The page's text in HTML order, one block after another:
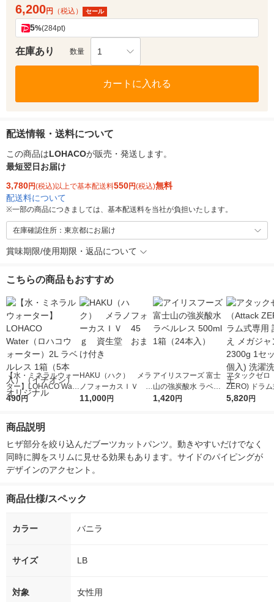
6,200円 （税込） セール
5%(284pt)
在庫あり 数量 1
カートに入れる
配送情報・送料について
この商品はLOHACOが販売・発送します。
最短翌日お届け
3,780円(税込)以上で基本配送料550円(税込)無料
配送料について
※一部の商品につきましては、基本配送料を当社が負担いたします。
在庫確認住所：東京都にお届け
賞味期限/使用期限・返品について
こちらの商品もおすすめ
【水・ミネラルウォー
ター】LOHACO Wate
r（ロハコウォータ
シ） オリジナル
490円
HAKU（ハク） メラ
ノフォーカスＩＶ 4
5ｇ 資生堂 おまけ
11,000円
アイリスフーズ 富士
山の強炭酸水 ラベル
レス 500ml 1箱（24
1,420円
アタックゼロ
ZERO) ドラ
詰め替え メガ
5,820円
商品説明
ヒザ部分を絞り込んだブーツカットパンツ。動きやすいだけでなく
同時に脚をスリムに見せる効果もあります。サイドのパイピングが
デザインのアクセント。
商品仕様/スペック
カラー バニラ
サイズ LB
対象 女性用